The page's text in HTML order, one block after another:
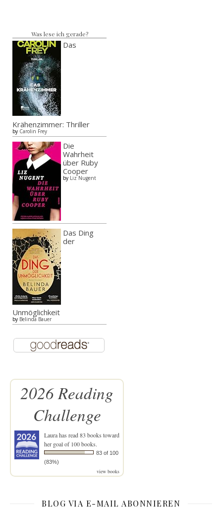
Was lese ich gerade?
Das
Krähenzimmer: Thriller
by Carolin Frey
Die
Wahrheit
über Ruby
Cooper
by Liz Nugent
Das Ding
der
Unmöglichkeit
by Belinda Bauer
2026 Reading
Challenge
Laurahas read 83 books toward
her goal of 100 books.
83 of 100
(83%)
view books
BLOG VIA E-MAIL ABONNIEREN